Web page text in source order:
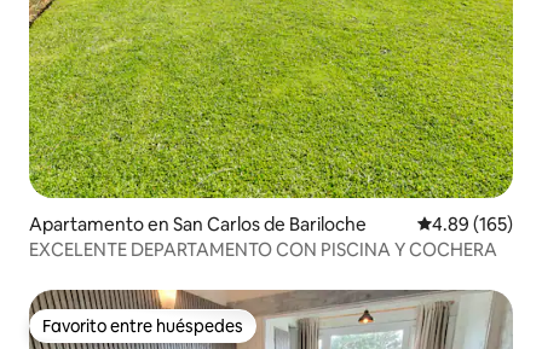
Apartamento en San Carlos de Bariloche Calificación
4.89 (165)
EXCELENTE DEPARTAMENTO CON PISCINA Y COCHERA
Favorito entre huéspedes
Favorito entre huéspedes